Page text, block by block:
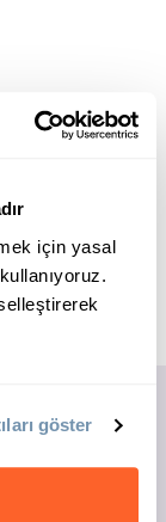
için yasal
göster